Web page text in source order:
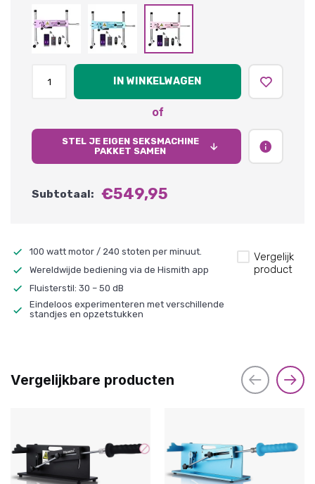
IN WINKELWAGEN
of
STEL JE EIGEN SEKSMACHINE
PAKKET SAMEN
Subtotaal: €549,95
100 watt motor / 240 stoten per minuut.
Wereldwijde bediening via de Hismith app
Fluisterstil: 30 – 50 dB
Eindeloos experimenteren met verschillende
standjes en opzetstukken
Vergelijk
product
Vergelijkbare producten